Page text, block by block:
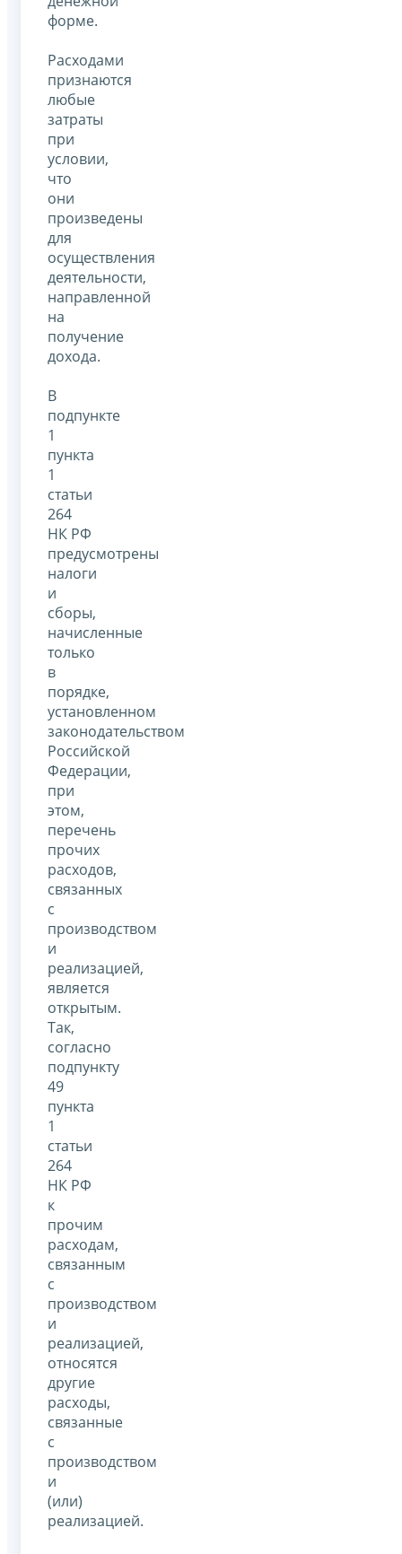
форме.
Расходами
признаются
любые
затраты
при
условии,
что
они
произведены
для
осуществления
деятельности,
направленной
на
получение
дохода.
В
подпункте
1
пункта
1
статьи
264
НК РФ
предусмотрены
налоги
и
сборы,
начисленные
только
в
порядке,
установленном
законодательством
Российской
Федерации,
при
этом,
перечень
прочих
расходов,
связанных
с
производством
и
реализацией,
является
открытым.
Так,
согласно
подпункту
49
пункта
1
статьи
264
НК РФ
к
прочим
расходам,
связанным
с
производством
и
реализацией,
относятся
другие
расходы,
связанные
с
производством
и
(или)
реализацией.